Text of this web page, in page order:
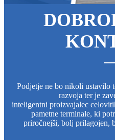
Podjetje ne bo nikoli ustavilo
razvoja ter je
inteligentni proizvajalec
pametne terminale, ki
priročnejši, bolj prilagojen,